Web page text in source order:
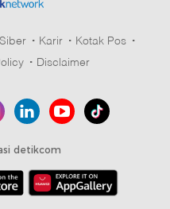
Karir
Kotak Pos
Disclaimer
detikcom